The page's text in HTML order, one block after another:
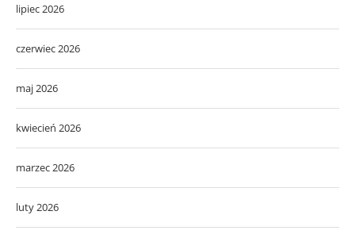
lipiec 2026
czerwiec 2026
maj 2026
kwiecień 2026
marzec 2026
luty 2026